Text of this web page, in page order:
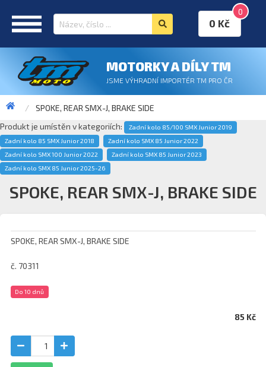
0
0 Kč
MOTORKY A DÍLY TM
JSME VÝHRADNÍ IMPORTÉR TM PRO ČR
SPOKE, REAR SMX-J, BRAKE SIDE
Produkt je umístěn v kategoriích:
Zadní kolo 85/100 SMX Junior 2019
Zadní kolo 85 SMX Junior 2018
Zadní kolo SMX 85 Junior 2022
Zadní kolo SMX 100 Junior 2022
Zadní kolo SMX 85 Junior 2023
Zadní kolo SMX 85 Junior 2025-26
SPOKE, REAR SMX-J, BRAKE SIDE
SPOKE, REAR SMX-J, BRAKE SIDE
č. 70311
Do 10 dnů
85 Kč